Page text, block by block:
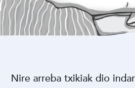
Nire arreba txikiak dio